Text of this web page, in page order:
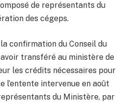
de représentants du
des cégeps.
la confirmation du Conseil du
transféré au ministère de
les crédits nécessaires pour
l’entente intervenue en août
du Ministère, par